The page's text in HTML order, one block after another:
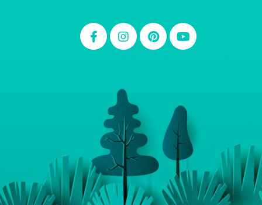
Carla Eschberger
Carol Pessoa
Ju Mirthes